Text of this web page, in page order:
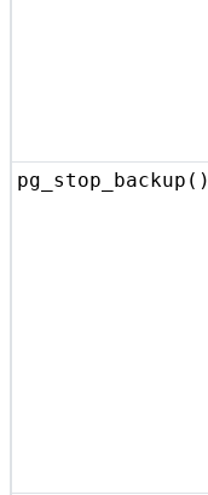
pg_stop_backup()